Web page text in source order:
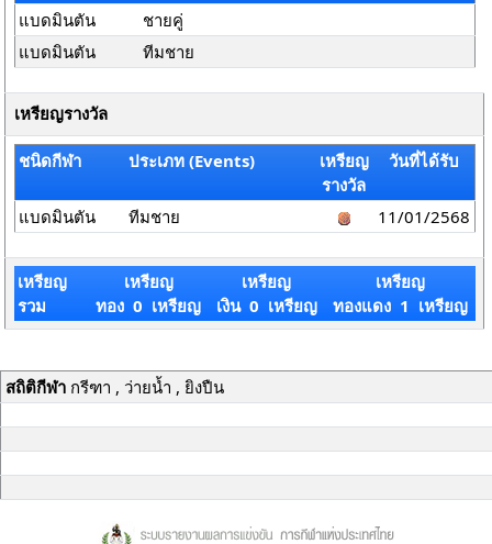
แบดมินตัน
ชายคู่
แบดมินตัน
ทีมชาย
เหรียญรางวัล
ชนิดกีฬา ประเภท (Events)
เหรียญ
รางวัล
วันที่ได้รับ
แบดมินตัน ทีมชาย 11/01/2568
เหรียญ
รวม
เหรียญ
ทอง 0 เหรียญ
เหรียญ
เงิน 0 เหรียญ
เหรียญ
ทองแดง 1 เหรียญ
สถิติกีฬากรีฑา , ว่ายน้ำ , ยิงปืน